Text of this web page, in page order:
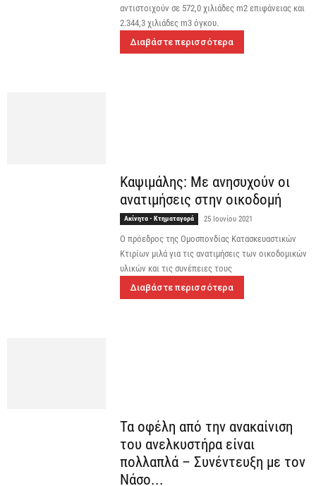
αντιστοιχούν σε 572,0 χιλιάδες m2 επιφάνειας και
2.344,3 χιλιάδες m3 όγκου.
Διαβάστε περισσότερα
Καψιμάλης: Με ανησυχούν οι
ανατιμήσεις στην οικοδομή
Ακίνητα - Κτηματαγορά 25 Ιουνίου 2021
O πρόεδρος της Ομοσπονδίας Κατασκευαστικών
Κτιρίων μιλά για τις ανατιμήσεις των οικοδομικών
υλικών και τις συνέπειες τους
Διαβάστε περισσότερα
Τα οφέλη από την ανακαίνιση
του ανελκυστήρα είναι
πολλαπλά – Συνέντευξη με τον
Νάσο...